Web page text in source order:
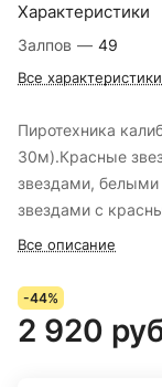
Характеристики
Залпов — 49
Все характеристики
Пиротехника
30м).Красные
звездами,
звездами с
разрываются
синие звезды
трещащими
30 м)
Все описание
-44%
2 920